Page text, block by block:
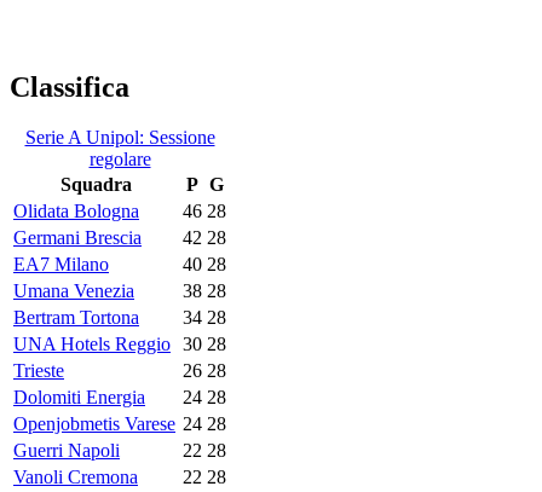
Classifica
Serie A Unipol: Sessione
regolare
Squadra
P G
Olidata Bologna
46 28
Germani Brescia
42 28
EA7 Milano
40 28
Umana Venezia
38 28
Bertram Tortona
34 28
UNA Hotels Reggio 30 28
Trieste
26 28
Dolomiti Energia
24 28
Openjobmetis Varese 24 28
Guerri Napoli
22 28
Vanoli Cremona
22 28